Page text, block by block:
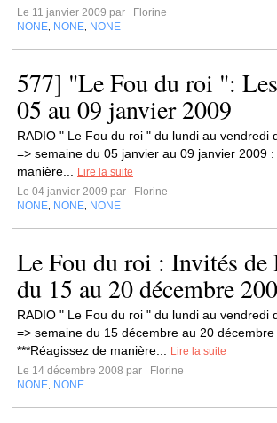
Le 11 janvier 2009 par
Florine
NONE NONE NONE
577] "Le Fou du roi ":
05 au 09 janvier 2009
RADIO " Le Fou du roi " du lundi au vendredi
=> semaine du 05 janvier au 09 janvier 2009
manière...
Lire la suite
Le 04 janvier 2009 par
Florine
NONE NONE NONE
Le Fou du roi : Invités de
du 15 au 20 décembre
RADIO " Le Fou du roi " du lundi au vendredi
=> semaine du 15 décembre au 20 décembre
***Réagissez de manière...
Lire la suite
Le 14 décembre 2008 par
Florine
NONE NONE